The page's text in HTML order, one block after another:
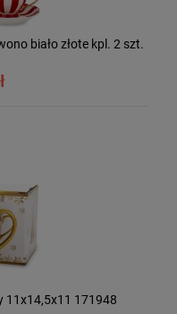
biało złote kpl. 2 szt.
11x14,5x11 171948